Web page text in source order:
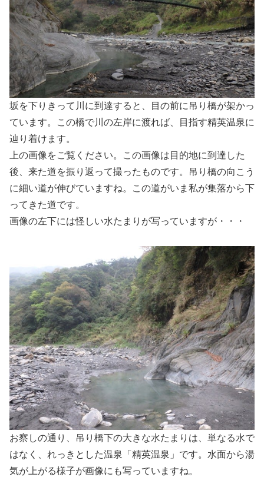
坂を下りきって川に到達すると、目の前に吊り橋が架かっ
ています。この橋で川の左岸に渡れば、目指す精英温泉に
辿り着けます。
上の画像をご覧ください。この画像は目的地に到達した
後、来た道を振り返って撮ったものです。吊り橋の向こう
に細い道が伸びていますね。この道がいま私が集落から下
ってきた道です。
画像の左下には怪しい水たまりが写っていますが・・・
お察しの通り、吊り橋下の大きな水たまりは、単なる水で
はなく、れっきとした温泉「精英温泉」です。水面から湯
気が上がる様子が画像にも写っていますね。